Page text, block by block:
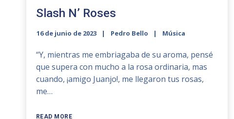
Slash N’ Roses
16 de junio de 2023 Pedro Bello Música
“Y, mientras me embriagaba de su aroma, pensé
que supera con mucho a la rosa ordinaria, mas
cuando, ¡amigo Juanjo!, me llegaron tus rosas,
me…
READ MORE